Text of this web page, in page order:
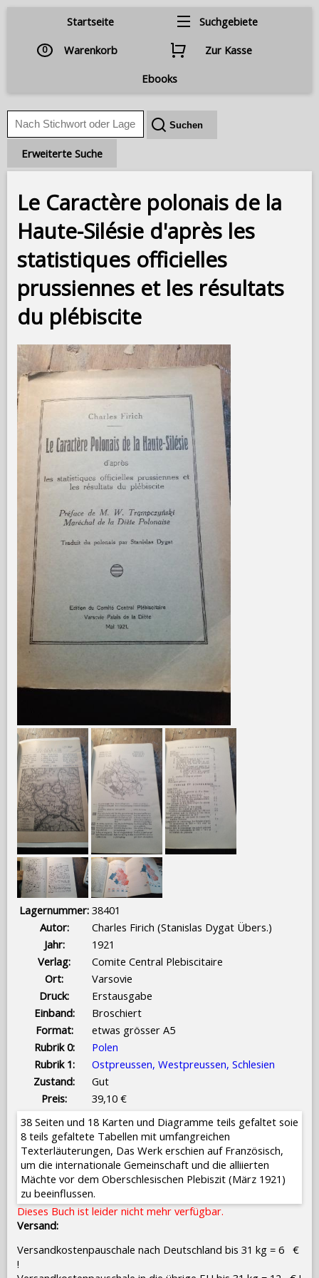
Startseite Suchgebiete
0 Warenkorb
Zur Kasse
Ebooks
Erweiterte Suche
Le Caractère polonais de la
Haute-Silésie d'après les
statistiques officielles
prussiennes et les résultats
du plébiscite
Lagernummer: 38401
Autor:
Charles Firich (Stanislas Dygat Übers.)
Jahr:
1921
Verlag:
Comite Central Plebiscitaire
Ort:
Varsovie
Druck:
Erstausgabe
Einband:
Broschiert
Format:
etwas grösser A5
Rubrik 0:
Polen
Rubrik 1:
Ostpreussen, Westpreussen, Schlesien
Zustand:
Gut
Preis:
39,10 €
38 Seiten und 18 Karten und Diagramme teils gefaltet soie
8 teils gefaltete Tabellen mit umfangreichen
Texterläuterungen, Das Werk erschien auf Französisch,
um die internationale Gemeinschaft und die alliierten
Mächte vor dem Oberschlesischen Plebiszit (März 1921)
zu beeinflussen.
Dieses Buch ist leider nicht mehr verfügbar.
Versand:
Versandkostenpauschale nach Deutschland bis 31 kg = 6 €
!